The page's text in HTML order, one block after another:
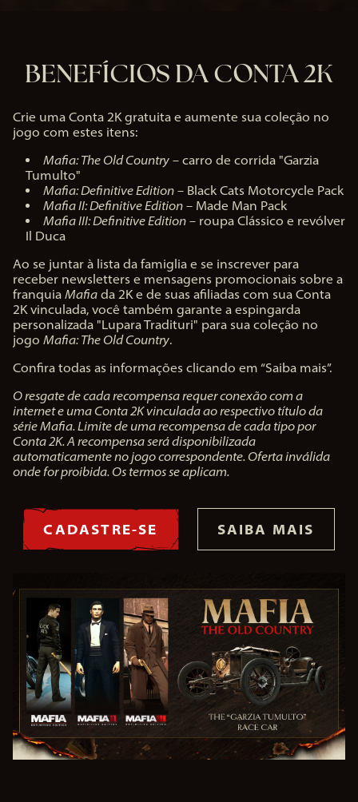
BENEFÍCIOS DA CONTA 2K
Crie uma Conta 2K gratuita e aumente sua coleção no
jogo com estes itens:
Mafia: The Old Country – carro de corrida "Garzia
Tumulto"
Mafia: Definitive Edition – Black Cats Motorcycle Pack
Mafia II: Definitive Edition – Made Man Pack
Mafia III: Definitive Edition – roupa Clássico e revólver
Il Duca
Ao se juntar à lista da famiglia e se inscrever para
receber newsletters e mensagens promocionais sobre a
franquia Mafia da 2K e de suas afiliadas com sua Conta
2K vinculada, você também garante a espingarda
personalizada "Lupara Tradituri" para sua coleção no
jogo Mafia: The Old Country.
Confira todas as informações clicando em “Saiba mais”.
O resgate de cada recompensa requer conexão com a
internet e uma Conta 2K vinculada ao respectivo título da
série Mafia. Limite de uma recompensa de cada tipo por
Conta 2K. A recompensa será disponibilizada
automaticamente no jogo correspondente. Oferta inválida
onde for proibida. Os termos se aplicam.
CADASTRE-SE SAIBA MAIS